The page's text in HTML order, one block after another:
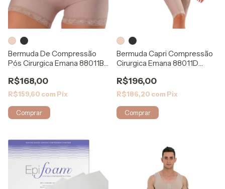
Bermuda De Compressão
Pós Cirurgica Emana 88011B
R$168,00
R$159,60 com Pix
Comprar
Bermuda Capri Compressão
Cirurgica Emana 88011D
R$196,00
R$186,20 com Pix
Comprar